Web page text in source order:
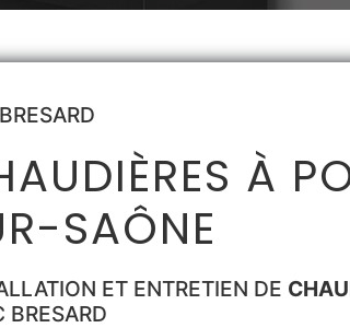
À
SAÔNE
ET ENTRETIEN DE
BRESARD